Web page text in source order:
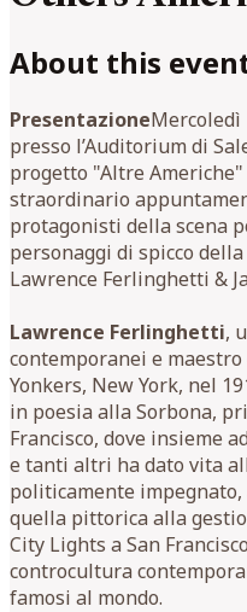
About this
PresentazioneMercoledì
presso l’Auditorium di
progetto "Altre Americhe"
straordinario
protagonisti della scena
personaggi di spicco
Lawrence Ferlinghetti &
Lawrence Ferlinghetti,
contemporanei e
Yonkers, New York, nel
in poesia alla Sorbona,
Francisco, dove insieme
e tanti altri ha dato vita
politicamente
quella pittorica alla
City Lights a San
controcultura
famosi al mondo.